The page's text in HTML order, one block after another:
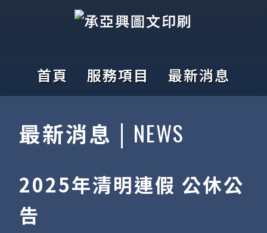
首頁 服務項目 最新消息
最新消息 | NEWS
2025年清明連假 公休公
告